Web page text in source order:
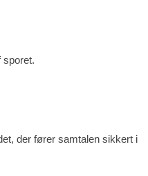
sporet.
der fører samtalen sikkert i